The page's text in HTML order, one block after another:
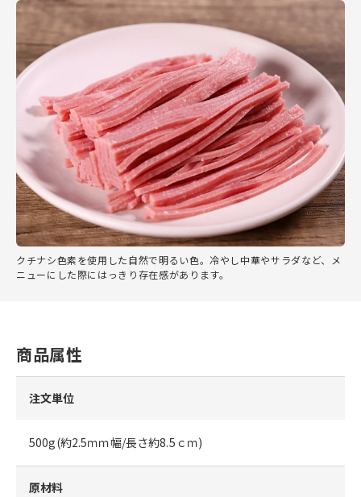
クチナシ色素を使用した自然で明るい色。冷やし中華やサラダなど、メ
ニューにした際にはっきり存在感があります。
商品属性
注文単位
500g(約2.5ｍｍ幅/長さ約8.5ｃｍ)
原材料